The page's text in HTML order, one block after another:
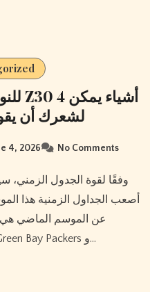
لشعرك أن
4, 2026 No Comments
وفقًا لقوة الجدول الزمني، سيكون لدى أتلانتا فالكونز وسان
0.555%.سيكون لدى Green Bay Packers و…